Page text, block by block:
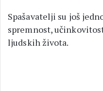
Spašavatelji su još
spremnost,
ljudskih života.